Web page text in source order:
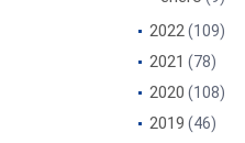
2022(109)
2021 (78)
2020 (108)
2019 (46)